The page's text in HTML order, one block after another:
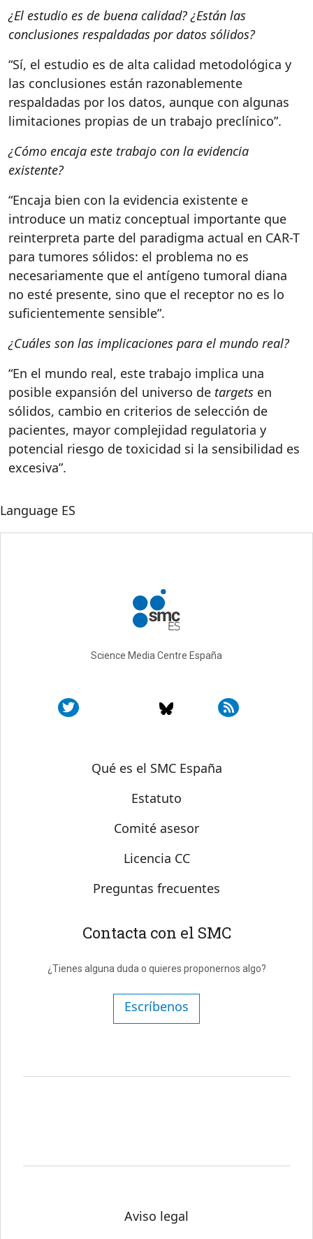
¿El estudio es de buena calidad? ¿Están las
conclusiones respaldadas por datos sólidos?
“Sí, el estudio es de alta calidad metodológica y
las conclusiones están razonablemente
respaldadas por los datos, aunque con algunas
limitaciones propias de un trabajo preclínico”.
¿Cómo encaja este trabajo con la evidencia
existente?
“Encaja bien con la evidencia existente e
introduce un matiz conceptual importante que
reinterpreta parte del paradigma actual en CAR-T
para tumores sólidos: el problema no es
necesariamente que el antígeno tumoral diana
no esté presente, sino que el receptor no es lo
suficientemente sensible”.
¿Cuáles son las implicaciones para el mundo real?
“En el mundo real, este trabajo implica una
posible expansión del universo de targets en
sólidos, cambio en criterios de selección de
pacientes, mayor complejidad regulatoria y
potencial riesgo de toxicidad si la sensibilidad es
excesiva”.
Language ES
Science Media Centre España
Sobre SMC España
Qué es el SMC España
Estatuto
Comité asesor
Licencia CC
Preguntas frecuentes
Contacta con el SMC
¿Tienes alguna duda o quieres proponernos algo?
Escríbenos
Aviso legal